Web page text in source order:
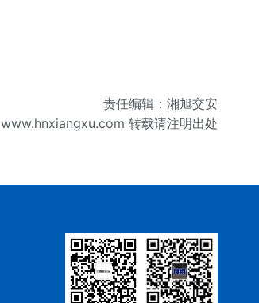
责任编辑：湘旭交安
www.hnxiangxu.com 转载请注明出处